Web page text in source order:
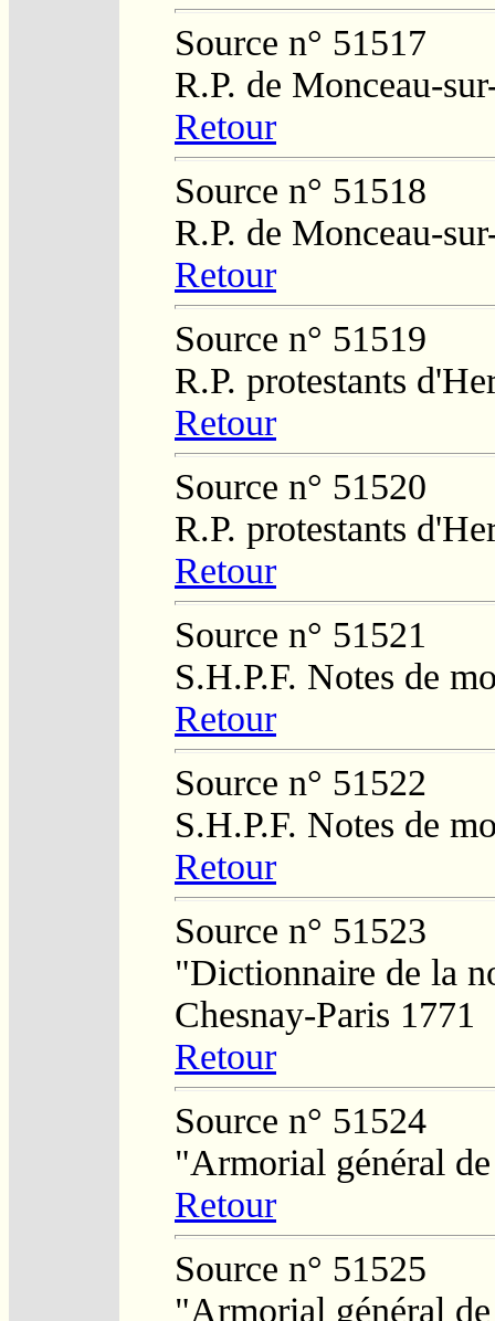
Source n° 51517
R.P. de Monceau-
Retour
Source n° 51518
R.P. de Monceau-
Retour
Source n° 51519
R.P. protestants
Retour
Source n° 51520
R.P. protestants
Retour
Source n° 51521
S.H.P.F. Notes de
Retour
Source n° 51522
S.H.P.F. Notes de
Retour
Source n° 51523
"Dictionnaire de la
Chesnay-Paris 1771
Retour
Source n° 51524
"Armorial général
Retour
Source n° 51525
"Armorial général